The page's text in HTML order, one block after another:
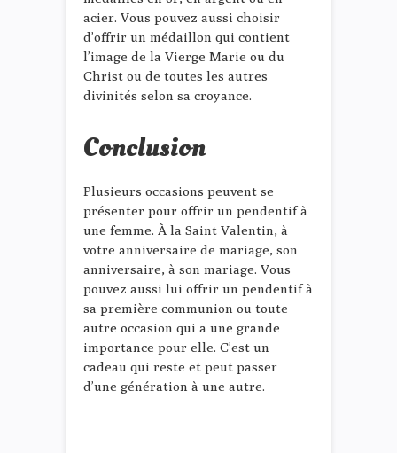
acier. Vous pouvez aussi choisir
d’offrir un médaillon qui contient
l’image de la Vierge Marie ou du
Christ ou de toutes les autres
divinités selon sa croyance.
Conclusion
Plusieurs occasions peuvent se
présenter pour offrir un pendentif à
une femme. À la Saint Valentin, à
votre anniversaire de mariage, son
anniversaire, à son mariage. Vous
pouvez aussi lui offrir un pendentif à
sa première communion ou toute
autre occasion qui a une grande
importance pour elle. C’est un
cadeau qui reste et peut passer
d’une génération à une autre.